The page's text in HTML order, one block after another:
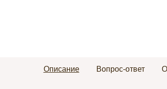
Описание Вопрос-ответ